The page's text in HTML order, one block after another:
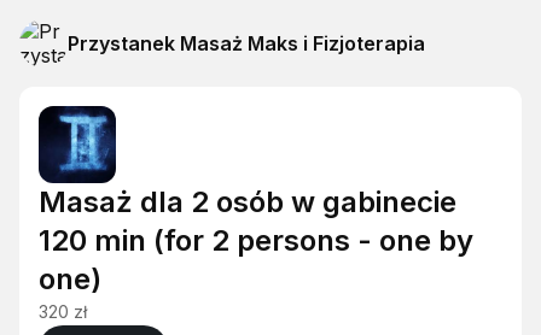
Przystanek Masaż Maks i Fizjoterapia
Masaż dla 2 osób w gabinecie
120 min (for 2 persons - one by
one)
320 zł